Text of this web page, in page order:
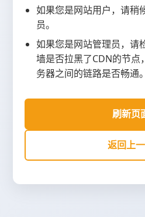
如果您是网站用户，请稍
员。
如果您是网站管理员，请
墙是否拉黑了CDN的节点
务器之间的链路是否畅通。
刷新页
返回上